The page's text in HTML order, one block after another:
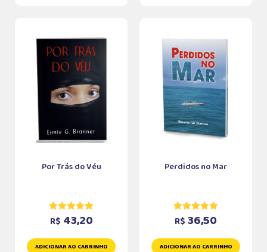
Por Trás do Véu
R$ 43,20
ADICIONAR AO CARRINHO
Perdidos no Mar
R$ 36,50
ADICIONAR AO CARRINHO